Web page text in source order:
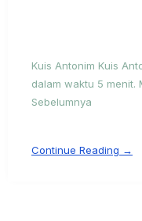
Kuis Antonim Kuis
dalam waktu 5 menit.
Sebelumnya
Continue Reading →